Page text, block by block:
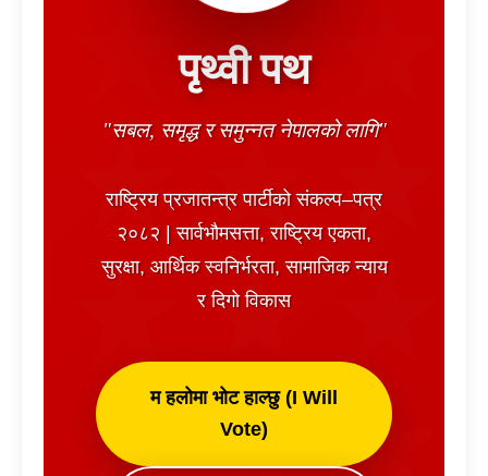
पृथ्वी पथ
"सबल, समृद्ध र समुन्नत नेपालको लागि"
राष्ट्रिय प्रजातन्त्र पार्टीको संकल्प–पत्र
२०८२ | सार्वभौमसत्ता, राष्ट्रिय एकता,
सुरक्षा, आर्थिक स्वनिर्भरता, सामाजिक न्याय
र दिगो विकास
म हलोमा भोट हाल्छु (I Will
Vote)